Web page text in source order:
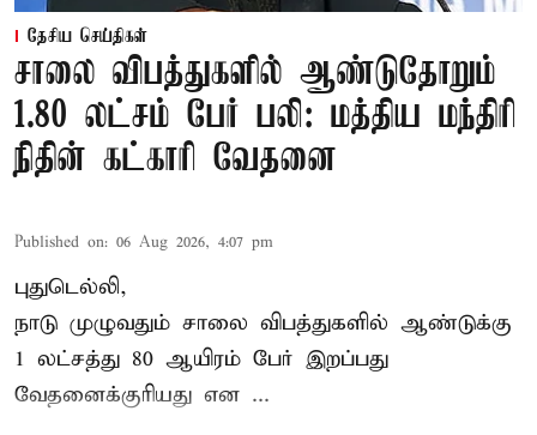
தேசிய செய்திகள்
சாலை விபத்துகளில் ஆண்டுதோறும்
1.80 லட்சம் பேர் பலி: மத்திய மந்திரி
நிதின் கட்காரி வேதனை
Published on: 06 Aug 2026, 4:07 pm
புதுடெல்லி,
நாடு முழுவதும் சாலை விபத்துகளில் ஆண்டுக்கு
1 லட்சத்து 80 ஆயிரம் பேர் இறப்பது
வேதனைக்குரியது என ...